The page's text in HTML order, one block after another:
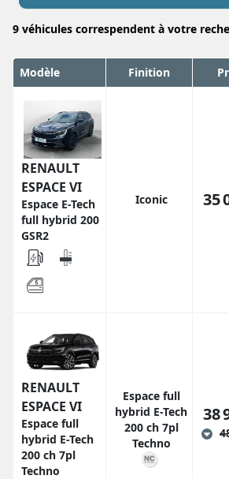
9 véhicules correspendent à votre
Modèle Finition
RENAULT
ESPACE VI
Espace E-Tech
full hybrid 200
GSR2
Iconic 35
RENAULT
ESPACE VI
Espace full
hybrid E-Tech
200 ch 7pl
Techno
Espace full
hybrid E-Tech
200 ch 7pl
Techno
38